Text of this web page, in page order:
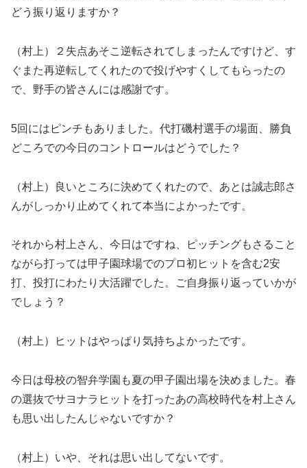
どう振り返りますか？
（村上）２失点あそこ逆転されてしまったんですけど、す
ぐまた再逆転してくれたので投げやすくしてもらったの
で、野手の皆さんには感謝です。
5回にはピンチもありました。代打磯村選手の場面、勝負
どころでの今日のコントロールはどうでした？
（村上）良いところに決めてくれたので、あとは誠志郎さ
んがしっかり止めてくれて本当によかったです。
それから村上さん、今日はですね、ピッチングもさること
ながら打っては甲子園球場でのプロ初ヒットを含む2安
打、投打にわたり大活躍でした。ご自身振り返っていかが
でしょう？
（村上）ヒットはやっぱり気持ちよかったです。
今日は母校の智弁学園も夏の甲子園出場を決めました。春
の選抜でサヨナラヒットを打ったあの高校時代を村上さん
も思い出したんじゃないですか？
（村上）いや、それは思い出してないです。